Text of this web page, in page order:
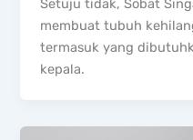
Setuju tidak, Sobat
membuat tubuh
termasuk yang
kepala.